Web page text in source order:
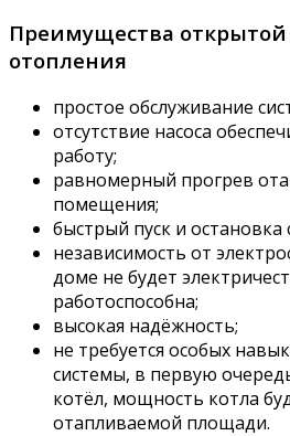
Преимущества
отопления
простое обслуживание
отсутствие насоса
работу;
равномерный прогрев
помещения;
быстрый пуск и остановка
независимость от
доме не будет
работоспособна;
высокая надёжность;
не требуется особых
системы, в первую
котёл, мощность котла
отапливаемой площади.